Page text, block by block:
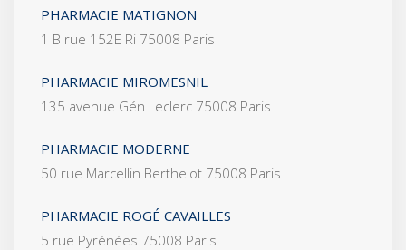
PHARMACIE MATIGNON
1 B rue 152E Ri 75008 Paris
PHARMACIE MIROMESNIL
135 avenue Gén Leclerc 75008 Paris
PHARMACIE MODERNE
50 rue Marcellin Berthelot 75008 Paris
PHARMACIE ROGÉ CAVAILLES
5 rue Pyrénées 75008 Paris